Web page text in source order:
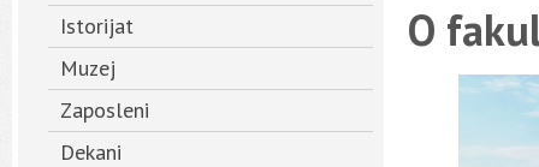
Istorijat
Muzej
Zaposleni
Dekani
O